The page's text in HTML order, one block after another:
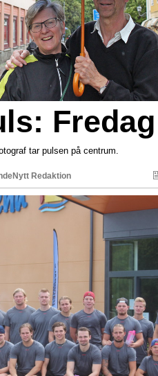
Fredag
tar pulsen på centrum.
Redaktion